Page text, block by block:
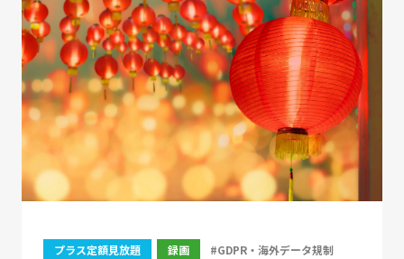
プラス定額見放題 録画
#GDPR・海外データ規制